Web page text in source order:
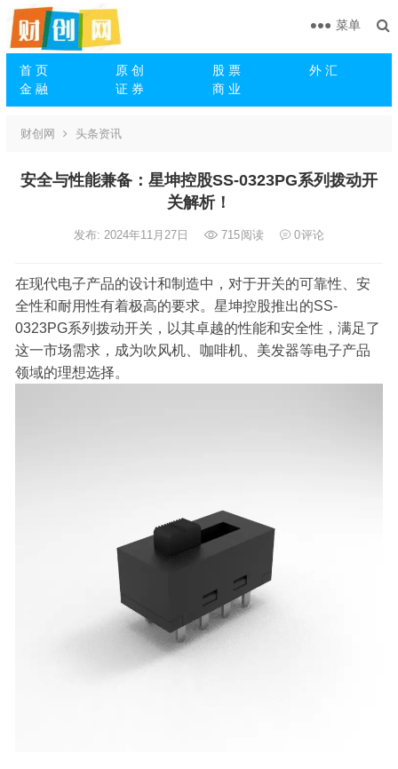
首 页 原 创 股 票
外 汇
金 融
证 券 商 业
菜单
财创网 头条资讯
安全与性能兼备：星坤控股SS-0323PG系列拨动开
关解析！
发布: 2024年11月27日 715阅读 0评论
在现代电子产品的设计和制造中，对于开关的可靠性、安
全性和耐用性有着极高的要求。星坤控股推出的SS-
0323PG系列拨动开关，以其卓越的性能和安全性，满足了
这一市场需求，成为吹风机、咖啡机、美发器等电子产品
领域的理想选择。